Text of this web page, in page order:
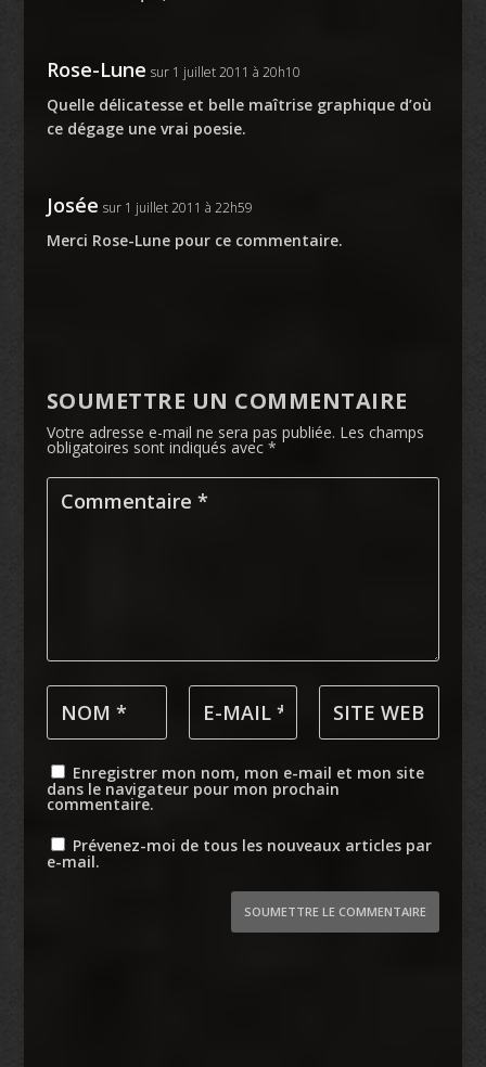
Rose-Lune sur 1 juillet 2011 à 20h10
Quelle délicatesse et belle maîtrise graphique d’où
ce dégage une vrai poesie.
Josée sur 1 juillet 2011 à 22h59
Merci Rose-Lune pour ce commentaire.
SOUMETTRE UN COMMENTAIRE
Votre adresse e-mail ne sera pas publiée. Les champs
obligatoires sont indiqués avec *
Enregistrer mon nom, mon e-mail et mon site
dans le navigateur pour mon prochain
commentaire.
Prévenez-moi de tous les nouveaux articles par
e-mail.
SOUMETTRE LE COMMENTAIRE